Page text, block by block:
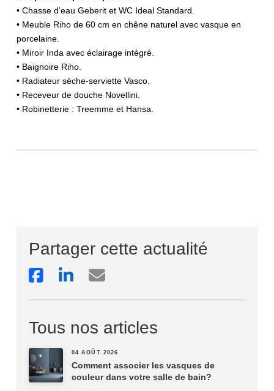
• Chasse d’eau Geberit et WC Ideal Standard.
• Meuble Riho de 60 cm en chêne naturel avec vasque en
porcelaine.
• Miroir Inda avec éclairage intégré.
• Baignoire Riho.
• Radiateur sèche-serviette Vasco.
• Receveur de douche Novellini.
• Robinetterie : Treemme et Hansa.
Partager cette actualité
Tous nos articles
04 AOÛT 2026
Comment associer les vasques de
couleur dans votre salle de bain?